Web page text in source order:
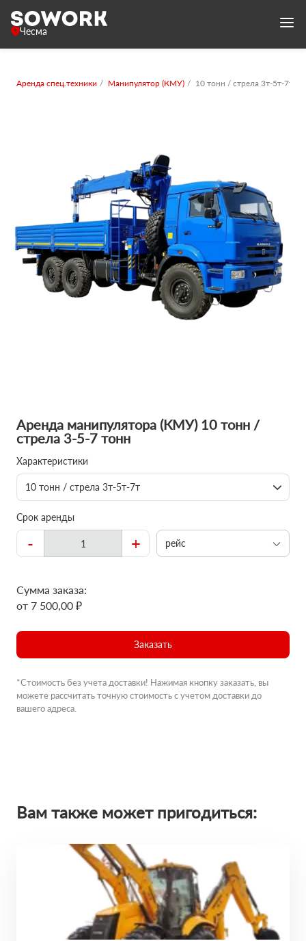
Чесма
Аренда спец.техники Манипулятор (КМУ) 10 тонн / стрела 3т-5т-7т
Аренда манипулятора (КМУ) 10 тонн /
стрела 3-5-7 тонн
Характеристики
10 тонн / стрела 3т-5т-7т
Срок аренды
- + рейс
Сумма заказа:
от 7 500,00 ₽
Заказать
*Стоимость без учета доставки! Нажимая кнопку заказать, вы
можете рассчитать точную стоимость с учетом доставки до
вашего адреса.
Вам также может пригодиться: